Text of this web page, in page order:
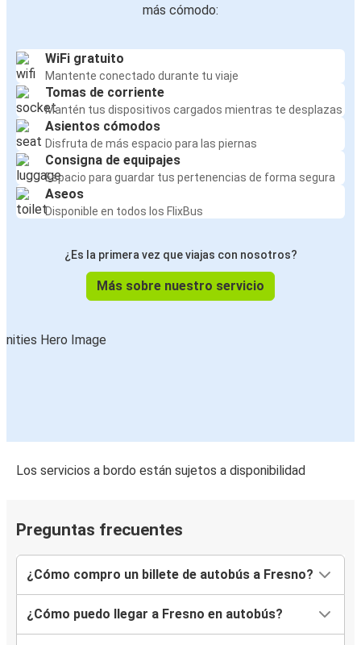
más cómodo:
WiFi gratuito
Mantente conectado durante tu viaje
Tomas de corriente
Mantén tus dispositivos cargados mientras te desplazas
Asientos cómodos
Disfruta de más espacio para las piernas
Consigna de equipajes
Espacio para guardar tus pertenencias de forma segura
Aseos
Disponible en todos los FlixBus
¿Es la primera vez que viajas con nosotros?
Más sobre nuestro servicio
Los servicios a bordo están sujetos a disponibilidad
Preguntas frecuentes
¿Cómo compro un billete de autobús a Fresno?
¿Cómo puedo llegar a Fresno en autobús?